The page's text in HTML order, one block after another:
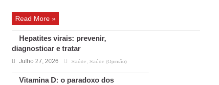
Read More »
Hepatites virais: prevenir,
diagnosticar e tratar
Julho 27, 2026 Saúde Saúde (Opinião)
Vitamina D: o paradoxo dos